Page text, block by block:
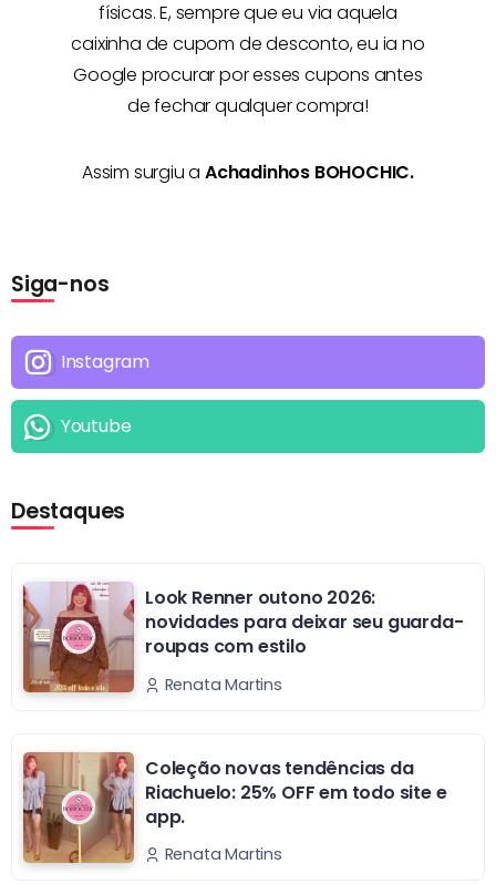
físicas. E, sempre que eu via aquela
caixinha de cupom de desconto, eu ia no
Google procurar por esses cupons antes
de fechar qualquer compra!
Assim surgiu a Achadinhos BOHOCHIC.
Siga-nos
Instagram
Youtube
Destaques
Look Renner outono 2026:
novidades para deixar seu guarda-
roupas com estilo
Renata Martins
Coleção novas tendências da
Riachuelo: 25% OFF em todo site e
app.
Renata Martins